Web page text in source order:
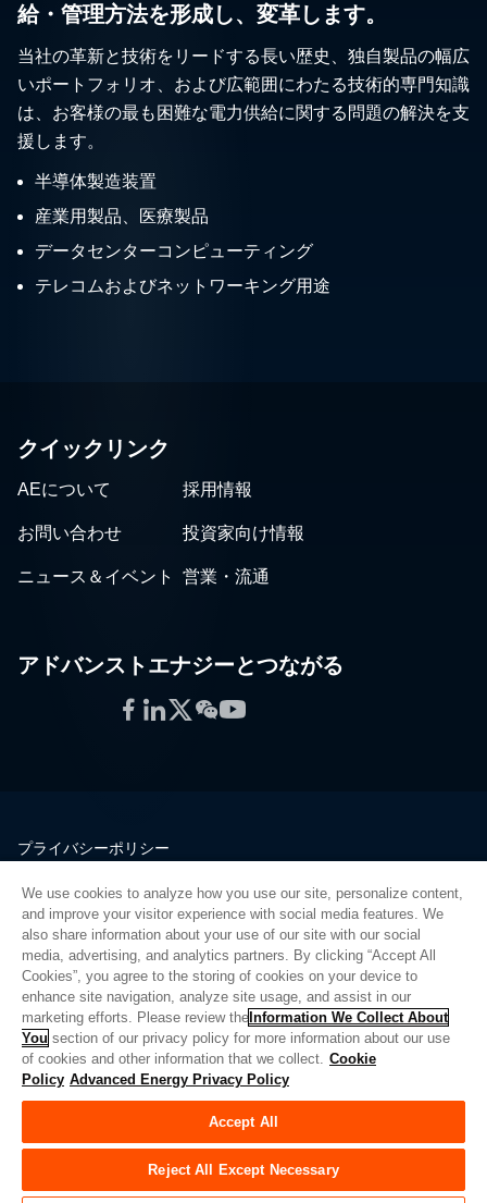
給・管理方法を形成し、変革します。
当社の革新と技術をリードする長い歴史、独自製品の幅広
いポートフォリオ、および広範囲にわたる技術的専門知識
は、お客様の最も困難な電力供給に関する問題の解決を支
援します。
半導体製造装置
産業用製品、医療製品
データセンターコンピューティング
テレコムおよびネットワーキング用途
クイックリンク
AEについて 採用情報
お問い合わせ 投資家向け情報
ニュース＆イベント 営業・流通
アドバンストエナジーとつながる
Facebook
LinkedIn
Twitter
WeChat
YouTube
プライバシーポリシー
品質
サイトマップ
サプライヤーポータル
UK Modern Slavery Act
Privacy Preferences
Do Not Sell or Share My Personal Information
Limit the Use of My Sensitive Personal Information
© Copyright 2026 アドバンスドエナジー | ビルド 39545
We use cookies to analyze how you use our site, personalize content,
and improve your visitor experience with social media features. We
also share information about your use of our site with our social
media, advertising, and analytics partners. By clicking “Accept All
Cookies”, you agree to the storing of cookies on your device to
enhance site navigation, analyze site usage, and assist in our
marketing efforts. Please review the Information We Collect About
You section of our privacy policy for more information about our use
of cookies and other information that we collect. Cookie
Policy Advanced Energy Privacy Policy
Accept All
Reject All Except Necessary